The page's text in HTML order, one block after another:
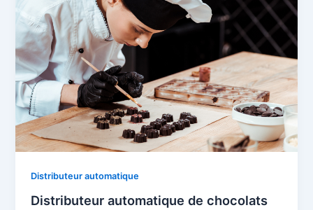
Distributeur automatique
Distributeur automatique de chocolats